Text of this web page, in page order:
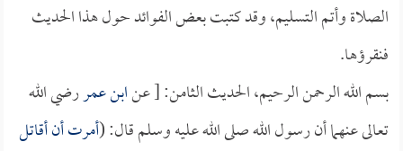
الصلاة وأتم التسليم، وقد كتبت بعض الفوائد حول هذا الحديث
فنقرؤها.
بسم الله الرحمن الرحيم، الحديث الثامن: [ عنابن عمررضي الله
تعالى عنهما أن رسول الله صلى الله عليه وسلم قال: (أمرت أن أقاتل